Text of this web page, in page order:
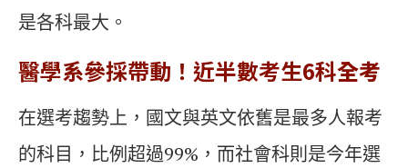
是各科最大。
醫學系參採帶動！近半數考生6科全考
在選考趨勢上，國文與英文依舊是最多人報考
的科目，比例超過99%，而社會科則是今年選